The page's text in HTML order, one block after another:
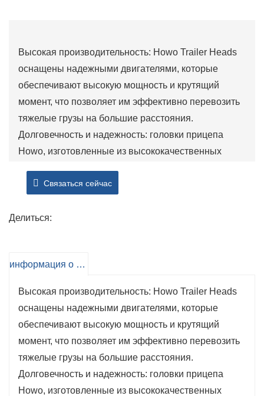
Высокая производительность: Howo Trailer Heads
оснащены надежными двигателями, которые
обеспечивают высокую мощность и крутящий
момент, что позволяет им эффективно перевозить
тяжелые грузы на большие расстояния.
Долговечность и надежность: головки прицепа
Howo, изготовленные из высококачественных
суровые дорожные условия и интенсивное
надежность.
оптимизировать расход топлива, снижая
операторов автопарка.
Комфортабельная кабина. Комфортная кабина
водителя с эргономичными сиденьями, простором
и современными удобствами повышает качество
вождения и снижает утомляемость во время
длительных перевозок.
Связаться сейчас
Делиться:
информация о продукте
Высокая производительность: Howo Trailer Heads
оснащены надежными двигателями, которые
обеспечивают высокую мощность и крутящий
момент, что позволяет им эффективно перевозить
тяжелые грузы на большие расстояния.
Долговечность и надежность: головки прицепа
Howo, изготовленные из высококачественных